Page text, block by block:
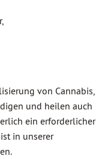
von Cannabis,
und heilen auch
ein erforderlicher
in unserer